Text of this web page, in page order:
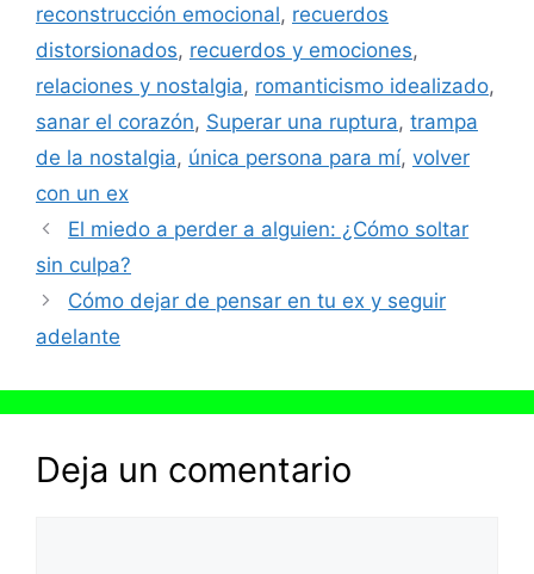
reconstrucción emocional, recuerdos
distorsionados, recuerdos y emociones,
relaciones y nostalgia, romanticismo idealizado,
sanar el corazón, Superar una ruptura, trampa
de la nostalgia, única persona para mí, volver
con un ex
El miedo a perder a alguien: ¿Cómo soltar
sin culpa?
Cómo dejar de pensar en tu ex y seguir
adelante
Deja un comentario